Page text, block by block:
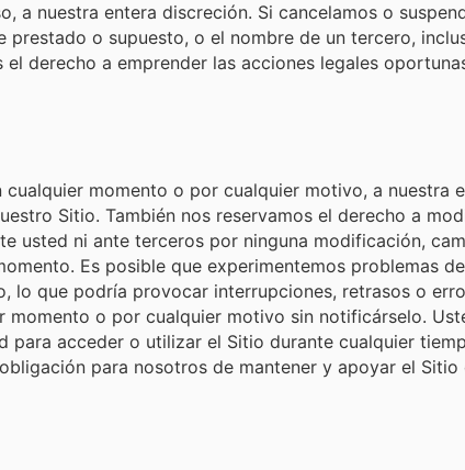
nuestra entera discreción. Si cancelamos o
o supuesto, o el nombre de un tercero,
derecho a emprender las acciones legales
momento o por cualquier motivo, a nuestra
Sitio. También nos reservamos el derecho a
usted ni ante terceros por ninguna modificación,
Es posible que experimentemos problemas
que podría provocar interrupciones, retrasos o
o por cualquier motivo sin notificárselo.
para acceder o utilizar el Sitio durante cualquier